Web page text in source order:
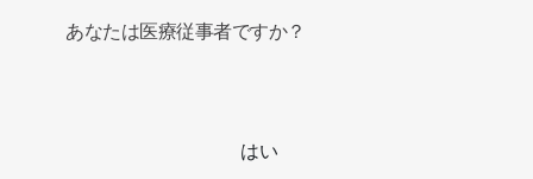
あなたは医療従事者ですか？
はい